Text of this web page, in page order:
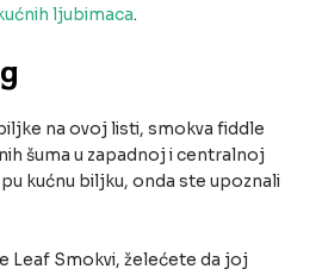
ljubimaca.
na ovoj listi, smokva fiddle
šuma u ​​zapadnoj i centralnoj
kućnu biljku, onda ste upoznali
Leaf Smokvi, želećete da joj